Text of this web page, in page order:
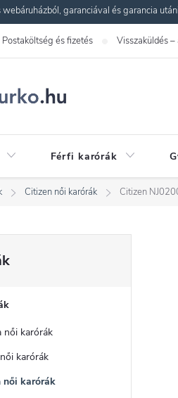
garanciával és garancia
Postaköltség és fizetés Visszaküldés –
Férfi karórák
Citizen női karórák Citizen
női karórák
karórák
női karórák